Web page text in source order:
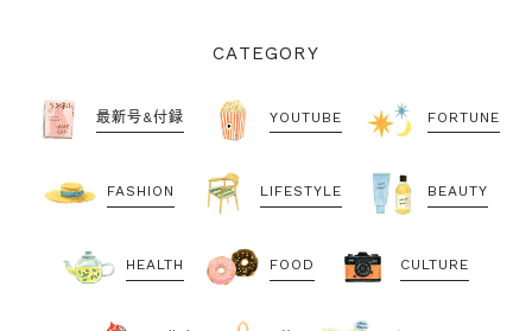
CATEGORY
最新号&付録 YOUTUBE FORTUNE
FASHION LIFESTYLE BEAUTY
HEALTH FOOD CULTURE